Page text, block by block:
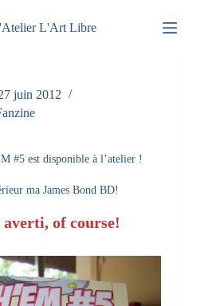
L'Art Libre
juin 2012
#5 est disponible à l’atelier !
ma James Bond BD!
of course!